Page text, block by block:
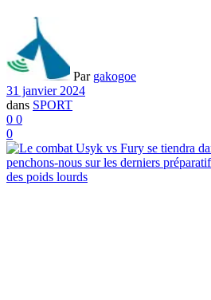
Par gakogoe
31 janvier 2024
dans SPORT
0 0
0